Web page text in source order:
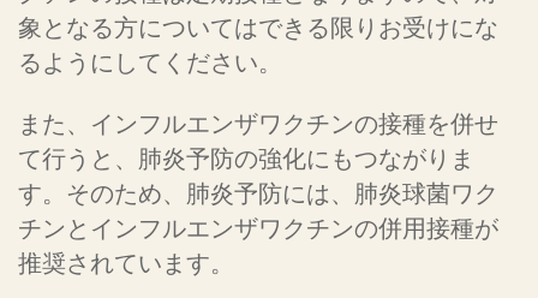
象となる方についてはできる限りお受けにな
るようにしてください。
また、インフルエンザワクチンの接種を併せ
て行うと、肺炎予防の強化にもつながりま
す。そのため、肺炎予防には、肺炎球菌ワク
チンとインフルエンザワクチンの併用接種が
推奨されています。